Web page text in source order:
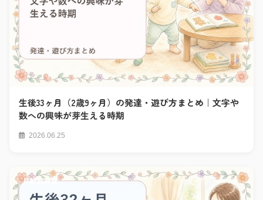
生後33ヶ月（2歳9ヶ月）の発達・遊び方まとめ｜文字や
数への興味が芽生える時期
2026.06.25
月齢別発達